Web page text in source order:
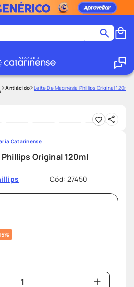
Antiácido Leite De Magnésia Phillips Original 120ml
Original 120ml
Cód: 27450
Catarinense